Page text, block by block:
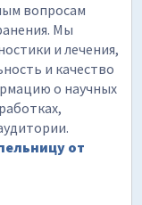
вопросам
Мы
и лечения,
и качество
о научных
от